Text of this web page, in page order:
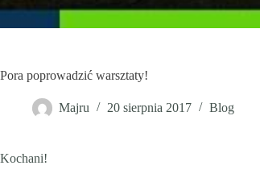
Pora poprowadzić warsztaty!
Majru 20 sierpnia 2017 Blog
Kochani!